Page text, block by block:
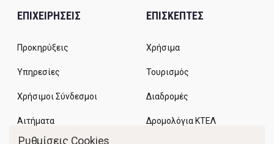
ΕΠΙΧΕΙΡΗΣΕΙΣ
Προκηρύξεις
Υπηρεσίες
Χρήσιμοι Σύνδεσμοι
Αιτήματα
ΕΠΙΣΚΕΠΤΕΣ
Χρήσιμα
Τουρισμός
Διαδρομές
Δρομολόγια ΚΤΕΛ
Ρυθμίσεις Cookies